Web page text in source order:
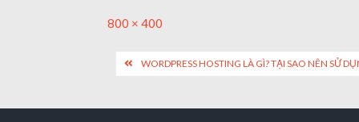
Full
800 × 400
PostWORDPRESS HOSTING LÀ GÌ? TẠI SAO NÊN SỬ